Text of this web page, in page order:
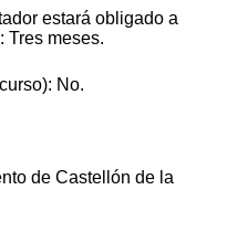
estará obligado a
Tres meses.
No.
de Castellón de la